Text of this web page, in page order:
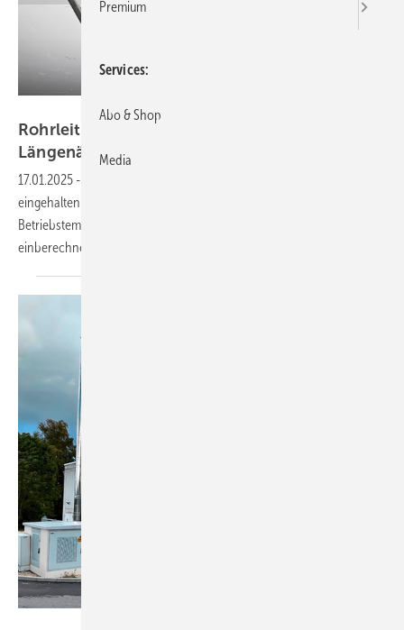
Rohrleitungsmontage: Kom­pen­sa­ti­on von
Län­gen­än­de­run­gen
17.01.2025 -
eingehalten werden. Aufgrund von wechselnden
Betriebstemperaturen müssen aber Längenänderungen richtig
einberechnet
Premium
Services
Abo & Shop
Media